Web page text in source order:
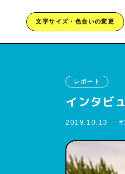
文字サイズ・色合いの変更
レポート
インタビ
2019.10.13